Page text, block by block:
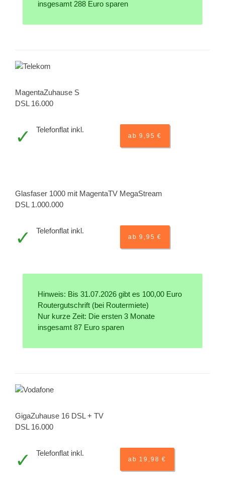
insgesamt 288 Euro sparen
MagentaZuhause S
DSL 16.000
Telefonflat inkl.
ab 9,95 €
Glasfaser 1000 mit MagentaTV MegaStream
DSL 1.000.000
Telefonflat inkl.
ab 9,95 €
Hinweis: Bis 31.07.2026 gibt es 100,00 Euro
Routergutschrift (bei Routermiete)
Nur kurze Zeit: Die ersten 3 Monate
insgesamt 87 Euro sparen
GigaZuhause 16 DSL + TV
DSL 16.000
Telefonflat inkl.
ab 19,98 €